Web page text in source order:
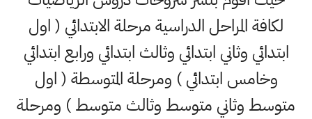
لكافة المراحل الدراسية مرحلة الابتدائي ( اول
ابتدائي وثاني ابتدائي وثالث ابتدائي ورابع ابتدائي
وخامس ابتدائي ) ومرحلة المتوسطة ( اول
متوسط وثاني متوسط وثالث متوسط ) ومرحلة